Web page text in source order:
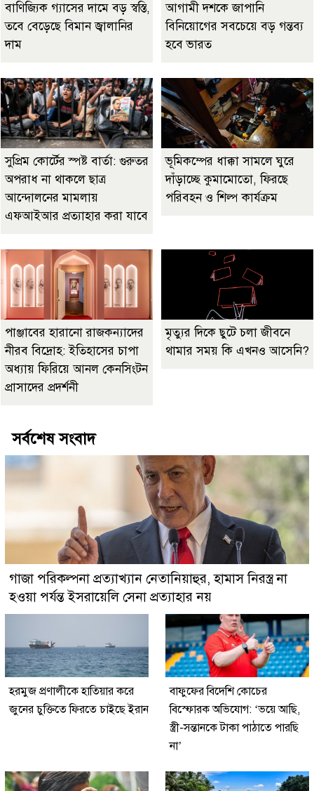
বাণিজ্যিক গ্যাসের দামে বড় স্বস্তি,
তবে বেড়েছে বিমান জ্বালানির
দাম
আগামী দশকে জাপানি
বিনিয়োগের সবচেয়ে বড় গন্তব্য
হবে ভারত
সুপ্রিম কোর্টের স্পষ্ট বার্তা: গুরুতর
অপরাধ না থাকলে ছাত্র
আন্দোলনের মামলায়
এফআইআর প্রত্যাহার করা যাবে
ভূমিকম্পের ধাক্কা সামলে ঘুরে
দাঁড়াচ্ছে কুমামোতো, ফিরছে
পরিবহন ও শিল্প কার্যক্রম
পাঞ্জাবের হারানো রাজকন্যাদের
নীরব বিদ্রোহ: ইতিহাসের চাপা
অধ্যায় ফিরিয়ে আনল কেনসিংটন
প্রাসাদের প্রদর্শনী
মৃত্যুর দিকে ছুটে চলা জীবনে
থামার সময় কি এখনও আসেনি?
সর্বশেষ সংবাদ
গাজা পরিকল্পনা প্রত্যাখ্যান নেতানিয়াহুর, হামাস নিরস্ত্র না
হওয়া পর্যন্ত ইসরায়েলি সেনা প্রত্যাহার নয়
হরমুজ প্রণালীকে হাতিয়ার করে
জুনের চুক্তিতে ফিরতে চাইছে ইরান
বাফুফের বিদেশি কোচের
বিস্ফোরক অভিযোগ: ‘ভয়ে আছি,
স্ত্রী-সন্তানকে টাকা পাঠাতে পারছি
না’